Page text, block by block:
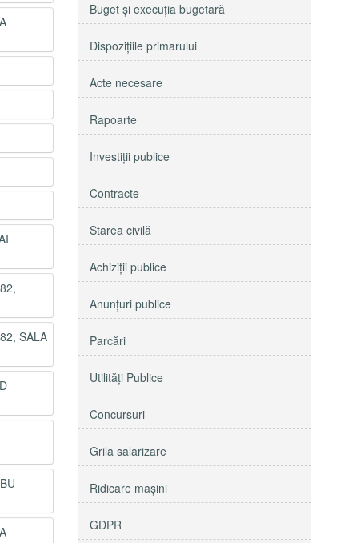
SALA
Buget şi execuţia bugetară
Dispoziţiile primarului
Acte necesare
Rapoarte
Investiţii publice
Contracte
Starea civilă
Achiziţii publice
Anunţuri publice
Parcări
Utilităţi Publice
Concursuri
Grila salarizare
Ridicare maşini
GDPR